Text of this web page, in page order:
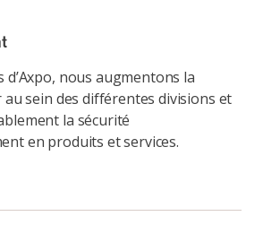
d’Axpo, nous augmentons la
sein des différentes divisions et
la sécurité
en produits et services.